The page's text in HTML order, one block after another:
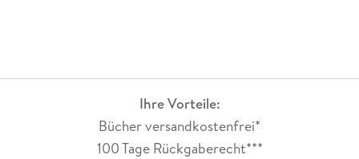
Ihre Vorteile:
Bücher versandkostenfrei*
100 Tage Rückgaberecht***